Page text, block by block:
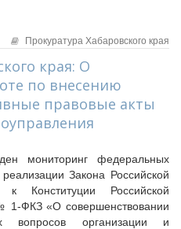
Прокуратура Хабаровского края
края: О
по внесению
правовые акты
мониторинг федеральных
Закона Российской
Конституции Российской
1-ФКЗ «О совершенствовании
вопросов организации и